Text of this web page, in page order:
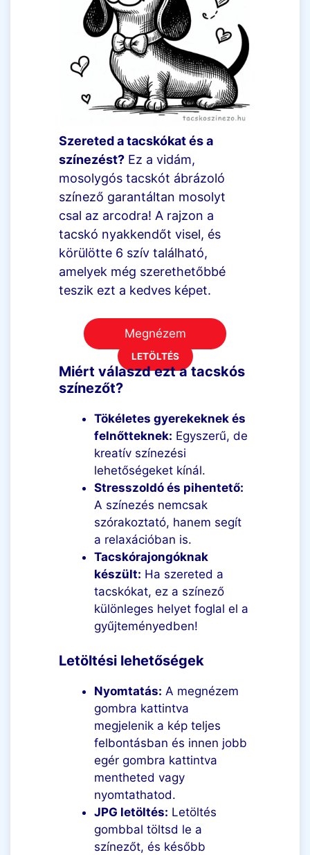
Szereted a tacskókat és a
színezést? Ez a vidám,
mosolygós tacskót ábrázoló
színező garantáltan mosolyt
csal az arcodra! A rajzon a
tacskó nyakkendőt visel, és
körülötte 6 szív található,
amelyek még szerethetőbbé
teszik ezt a kedves képet.
Megnézem
LETÖLTÉS
Miért válaszd ezt a tacskós
színezőt?
Tökéletes gyerekeknek és
felnőtteknek: Egyszerű, de
kreatív színezési
lehetőségeket kínál.
Stresszoldó és pihentető:
A színezés nemcsak
szórakoztató, hanem segít
a relaxációban is.
Tacskórajongóknak
készült: Ha szereted a
tacskókat, ez a színező
különleges helyet foglal el a
gyűjteményedben!
Letöltési lehetőségek
Nyomtatás: A megnézem
gombra kattintva
megjelenik a kép teljes
felbontásban és innen jobb
egér gombra kattintva
mentheted vagy
nyomtathatod.
JPG letöltés: Letöltés
gombbal töltsd le a
színezőt, és később